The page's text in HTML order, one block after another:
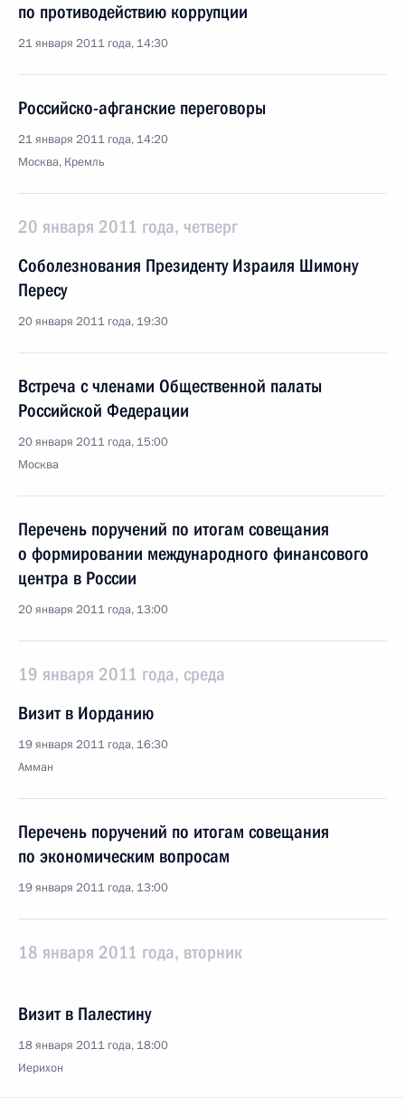
по противодействию коррупции
21 января 2011 года, 14:30
Российско-афганские переговоры
21 января 2011 года, 14:20
Москва, Кремль
20 января 2011 года, четверг
Соболезнования Президенту Израиля Шимону
Пересу
20 января 2011 года, 19:30
Встреча с членами Общественной палаты
Российской Федерации
20 января 2011 года, 15:00
Москва
Перечень поручений по итогам совещания
о формировании международного финансового
центра в России
20 января 2011 года, 13:00
19 января 2011 года, среда
Визит в Иорданию
19 января 2011 года, 16:30
Амман
Перечень поручений по итогам совещания
по экономическим вопросам
19 января 2011 года, 13:00
18 января 2011 года, вторник
Визит в Палестину
18 января 2011 года, 18:00
Иерихон